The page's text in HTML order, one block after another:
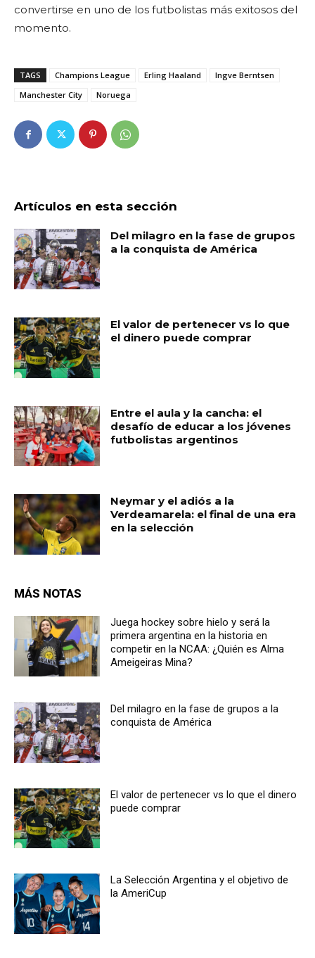
convertirse en uno de los futbolistas más exitosos del
momento.
TAGS Champions League Erling Haaland
Ingve Berntsen
Manchester City
Noruega
Artículos en esta sección
Del milagro en la fase de grupos
a la conquista de América
El valor de pertenecer vs lo que
el dinero puede comprar
Entre el aula y la cancha: el
desafío de educar a los jóvenes
futbolistas argentinos
Neymar y el adiós a la
Verdeamarela: el final de una era
en la selección
MÁS NOTAS
Juega hockey sobre hielo y será la
primera argentina en la historia en
competir en la NCAA: ¿Quién es Alma
Ameigeiras Mina?
Del milagro en la fase de grupos a la
conquista de América
El valor de pertenecer vs lo que el dinero
puede comprar
La Selección Argentina y el objetivo de
la AmeriCup